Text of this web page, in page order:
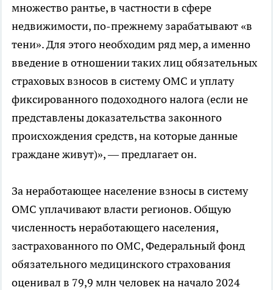
множество рантье, в частности в сфере
недвижимости, по-прежнему зарабатывают «в
тени». Для этого необходим ряд мер, а именно
введение в отношении таких лиц обязательных
страховых взносов в систему ОМС и уплату
фиксированного подоходного налога (если не
представлены доказательства законного
происхождения средств, на которые данные
граждане живут)», — предлагает он.
За неработающее население взносы в систему
ОМС уплачивают власти регионов. Общую
численность неработающего населения,
застрахованного по ОМС, Федеральный фонд
обязательного медицинского страхования
оценивал в 79,9 млн человек на начало 2024